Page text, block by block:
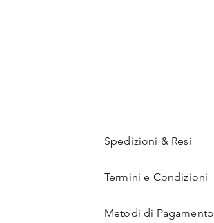
Spedizioni & Resi
Termini e Condizioni
Metodi di Pagamento